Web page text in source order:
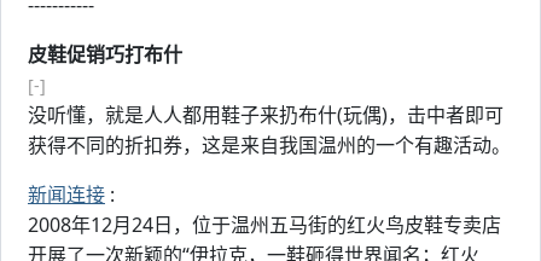
皮鞋促销巧打布什
[-]
没听懂，就是人人都用鞋子来扔布什(玩偶)，击中者即可
获得不同的折扣券，这是来自我国温州的一个有趣活动。
新闻连接 :
2008年12月24日，位于温州五马街的红火鸟皮鞋专卖店
开展了一次新颖的“伊拉克，一鞋砸得世界闻名；红火